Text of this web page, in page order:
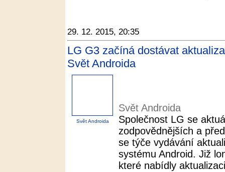
29. 12. 2015, 20:35
LG G3 začíná dostávat
Svět Androida
Svět Androida
Svět Androida
Společnost LG se
zodpovědnějších a
se týče vydávání
systému Android. Již
které nabídly